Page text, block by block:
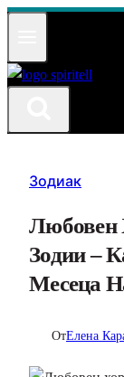
Към
Зодиак
Любовен
Зодии –
Месеца
ОтЕлена